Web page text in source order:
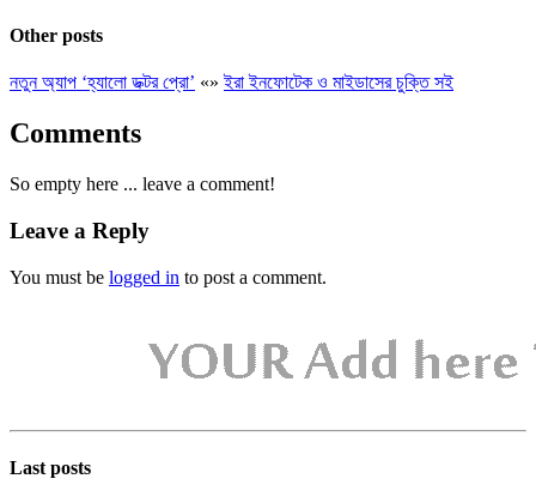
Other posts
নতুন অ্যাপ ‘হ্যালো ডক্টর প্রো’ «»ইরা ইনফোটেক ও মাইডাসের চুক্তি সই
Comments
So empty here ... leave a comment!
Leave a Reply
You must be logged in to post a comment.
Last posts